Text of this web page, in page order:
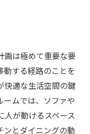
画は極めて重要な要
動する経路のことを
快適な生活空間の鍵
ームでは、ソファや
人が動けるスペース
ンとダイニングの動